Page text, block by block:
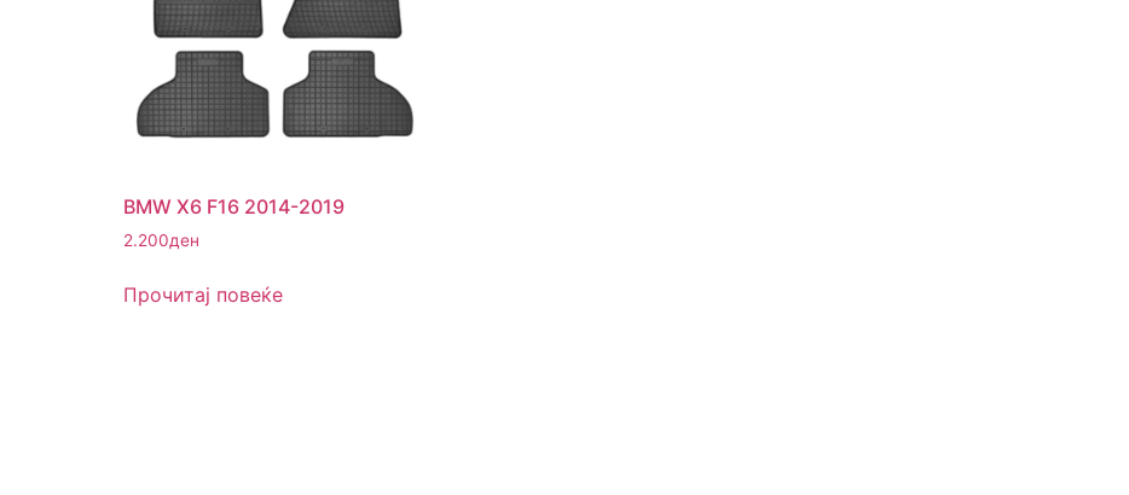
BMW X6 F16 2014-2019
2.200ден
Прочитај повеќе